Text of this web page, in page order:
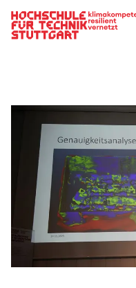
Hauptnavigation